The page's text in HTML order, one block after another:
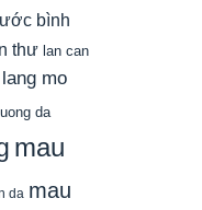
bình
thư lan can
lang mo
da
mau
da mau